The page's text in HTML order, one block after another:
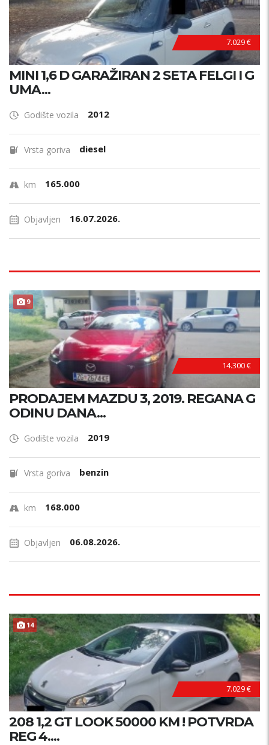
7.029 €
MINI 1,6 D GARAŽIRAN 2 SETA FELGI I G
UMA...
Godište vozila 2012
Vrsta goriva diesel
km 165.000
Objavljen 16.07.2026.
9
14.300 €
PRODAJEM MAZDU 3, 2019. REGANA G
ODINU DANA...
Godište vozila 2019
Vrsta goriva benzin
km 168.000
Objavljen 06.08.2026.
14
7.029 €
208 1,2 GT LOOK 50000 KM ! POTVRDA
REG 4....